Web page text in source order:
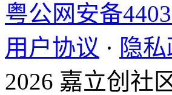
粤公网安备
用户协议 · 隐
2026 嘉立创社